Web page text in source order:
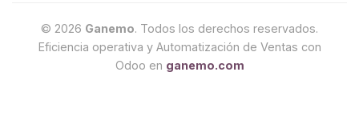
© 2026 Ganemo. Todos los derechos reservados.
Eficiencia operativa y Automatización de Ventas con
Odoo en ganemo.com